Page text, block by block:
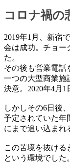
コロナ禍の
2019年1月、新宿
会は成功。チョー
た。
その後も営業電話
一つの大型商業施
決意。2020年4月1
しかしその6日後、
予定されていた年
にまで追い込まれ
この苦境を抜ける
という環境でした。